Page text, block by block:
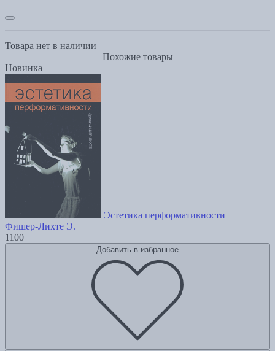
Товара нет в наличии
Похожие товары
Новинка
Эстетика перформативности
Фишер-Лихте Э.
1100
Добавить в избранное